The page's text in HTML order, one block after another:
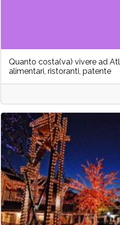
Quanto costa(va) vivere ad
alimentari, ristoranti, patente